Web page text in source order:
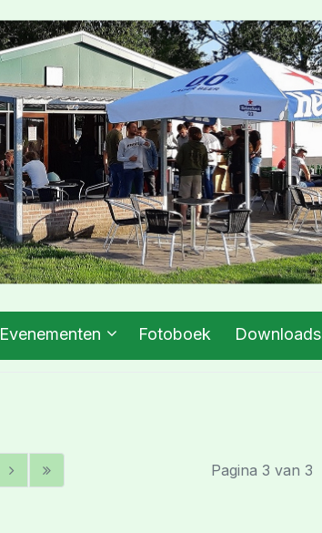
Evenementen Fotoboek Downloads
Pagina 3 van 3